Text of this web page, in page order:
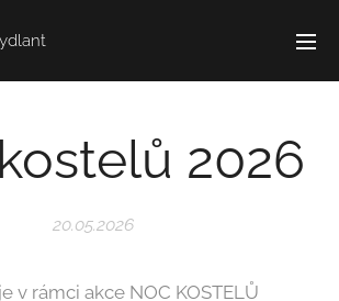
2026
20.05.2026
v rámci akce NOC KOSTELŮ